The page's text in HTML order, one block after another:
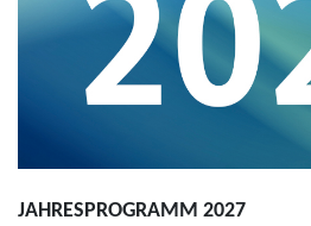
JAHRESPROGRAMM 2027